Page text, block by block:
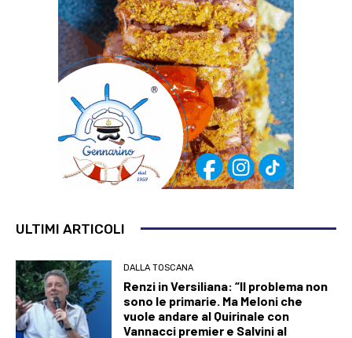
ULTIMI ARTICOLI
DALLA TOSCANA
Renzi in Versiliana: “Il problema non
sono le primarie. Ma Meloni che
vuole andare al Quirinale con
Vannacci premier e Salvini al